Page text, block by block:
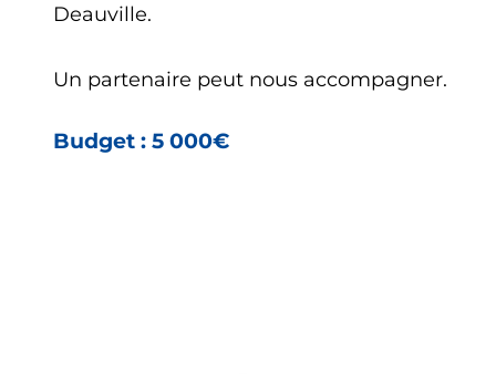
Deauville.
Un partenaire peut nous accompagner.
Budget : 5 000€